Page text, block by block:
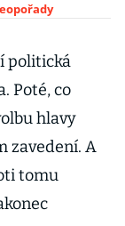
se
politická
Poté, co
hlavy
zavedení. A
tomu